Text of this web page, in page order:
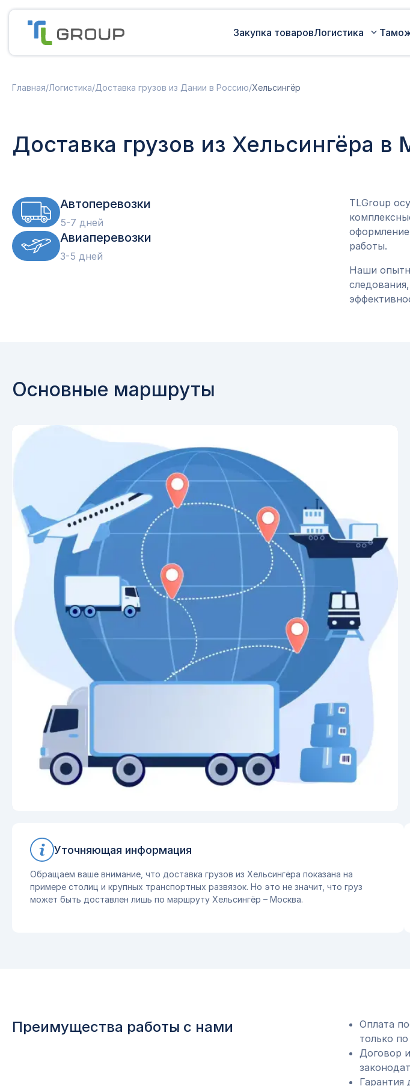
Закупка товаровЛогистика
Доставка грузов из Турции в
Россию
Железнодорожные
Международная доставка
товара
Главная/Логистика/Доставка грузов из Дании в Россию/Хельсингёр
Доставка грузов из Хельсингёра в
Автоперевозки
5-7 дней
Авиаперевозки
3-5 дней
TLGroup
работы.
Наши
Основные маршруты
Уточняющая информация
Обращаем ваше внимание, что доставка грузов из Хельсингёра показана на
примере столиц и крупных транспортных развязок. Но это не значит, что груз
может быть доставлен лишь по маршруту Хельсингёр – Москва.
Преимущества работы с нами
Оплата
только
Договор
Гарантия